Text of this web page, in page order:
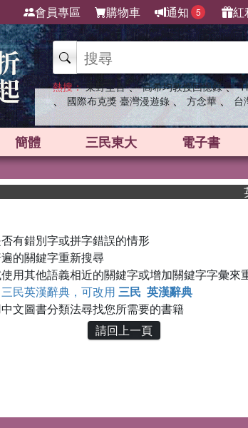
會員專區 購物車 通知 5 紅
熱搜： 東野圭吾 、 高希均教授回憶錄 、
、 國際布克獎 臺灣漫遊錄 、 方念華 、 台
簡體 三民東大 電子書
有錯別字或拼字錯誤的情形
的關鍵字重新搜尋
用其他語義相近的關鍵字或增加關鍵字字彙來
民英漢辭典，可改用 三民 英漢辭典
文圖書分類法尋找您所需要的書籍
請回上一頁